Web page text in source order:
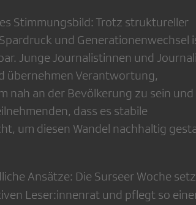
Stimmungsbild: Trotz struktureller
und Generationenwechsel
Junge Journalistinnen und
übernehmen Verantwortung,
nah an der Bevölkerung zu sein und
dass es stabile
um diesen Wandel nachhaltig
Ansätze: Die Surseer Woche
Leser:innenrat und pflegt so